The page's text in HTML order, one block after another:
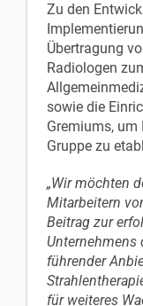
Zu den
Übertragung
Radiologen
sowie die
Gremiums, um
Gruppe zu
„Wir möchten
Mitarbeitern
Beitrag zur
Unternehmens
führender
für weiteres